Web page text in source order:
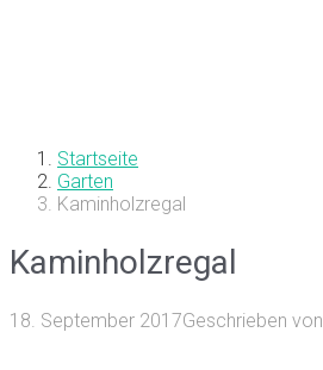
Startseite
Garten
Kaminholzregal
Kaminholzregal
18. September 2017Geschrieben von